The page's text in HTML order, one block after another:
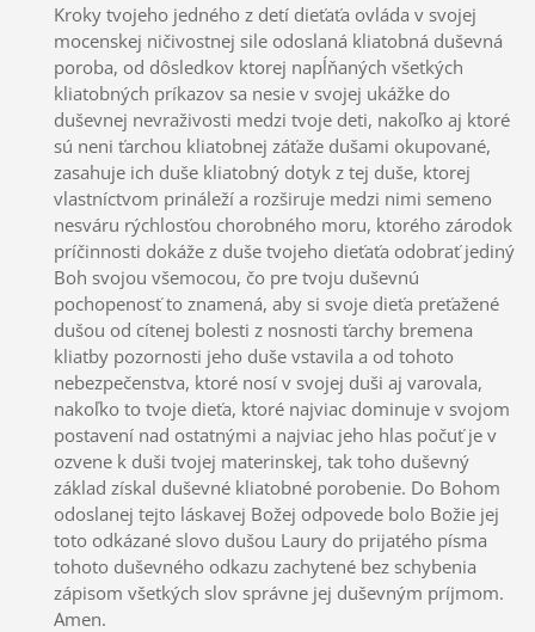
Kroky tvojeho jedného z detí dieťaťa ovláda v svojej
mocenskej ničivostnej sile odoslaná kliatobná duševná
poroba, od dôsledkov ktorej napĺňaných všetkých
kliatobných príkazov sa nesie v svojej ukážke do
duševnej nevraživosti medzi tvoje deti, nakoľko aj ktoré
sú neni ťarchou kliatobnej záťaže dušami okupované,
zasahuje ich duše kliatobný dotyk z tej duše, ktorej
vlastníctvom prináleží a rozširuje medzi nimi semeno
nesváru rýchlosťou chorobného moru, ktorého zárodok
príčinnosti dokáže z duše tvojeho dieťaťa odobrať jediný
Boh svojou všemocou, čo pre tvoju duševnú
pochopenosť to znamená, aby si svoje dieťa preťažené
dušou od cítenej bolesti z nosnosti ťarchy bremena
kliatby pozornosti jeho duše vstavila a od tohoto
nebezpečenstva, ktoré nosí v svojej duši aj varovala,
nakoľko to tvoje dieťa, ktoré najviac dominuje v svojom
postavení nad ostatnými a najviac jeho hlas počuť je v
ozvene k duši tvojej materinskej, tak toho duševný
základ získal duševné kliatobné porobenie. Do Bohom
odoslanej tejto láskavej Božej odpovede bolo Božie jej
toto odkázané slovo dušou Laury do prijatého písma
tohoto duševného odkazu zachytené bez schybenia
zápisom všetkých slov správne jej duševným príjmom.
Amen.